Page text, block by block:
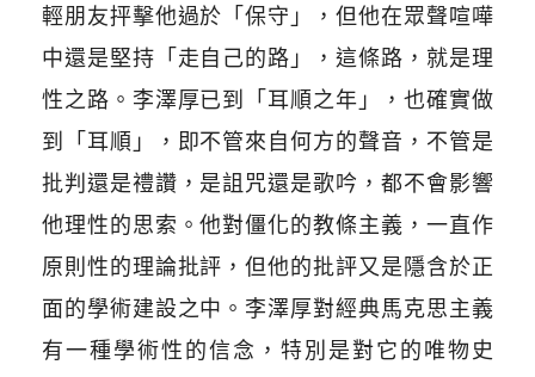
輕朋友抨擊他過於「保守」，但他在眾聲喧嘩
中還是堅持「走自己的路」，這條路，就是理
性之路。李澤厚已到「耳順之年」，也確實做
到「耳順」，即不管來自何方的聲音，不管是
批判還是禮讚，是詛咒還是歌吟，都不會影響
他理性的思索。他對僵化的教條主義，一直作
原則性的理論批評，但他的批評又是隱含於正
面的學術建設之中。李澤厚對經典馬克思主義
有一種學術性的信念，特別是對它的唯物史